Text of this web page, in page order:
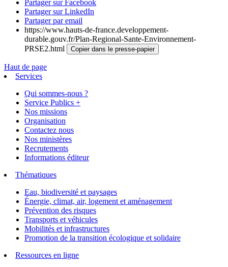
Partager sur Facebook
Partager sur LinkedIn
Partager par email
https://www.hauts-de-france.developpement-
durable.gouv.fr/Plan-Regional-Sante-Environnement-
PRSE2.html
Copier dans le presse-papier
Haut de page
Services
Qui sommes-nous ?
Service Publics +
Nos missions
Organisation
Contactez nous
Nos ministères
Recrutements
Informations éditeur
Thématiques
Eau, biodiversité et paysages
Énergie, climat, air, logement et aménagement
Prévention des risques
Transports et véhicules
Mobilités et infrastructures
Promotion de la transition écologique et solidaire
Ressources en ligne